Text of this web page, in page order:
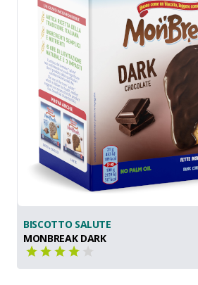
BISCOTTO SALUTE
MONBREAK DARK